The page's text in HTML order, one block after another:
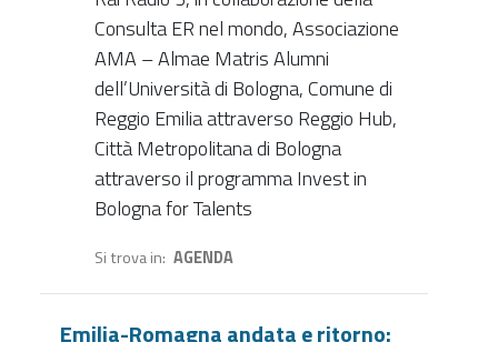
Consulta ER nel mondo, Associazione
AMA – Almae Matris Alumni
dell’Università di Bologna, Comune di
Reggio Emilia attraverso Reggio Hub,
Città Metropolitana di Bologna
attraverso il programma Invest in
Bologna for Talents
Si trova in AGENDA
Emilia-Romagna andata e ritorno: